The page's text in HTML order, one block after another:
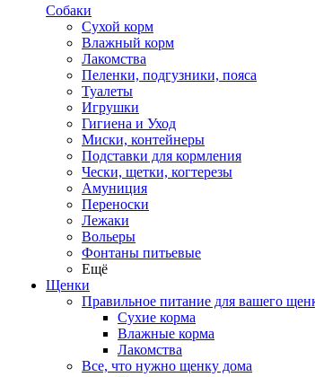
Собаки
Сухой корм
Влажный корм
Лакомства
Пеленки, подгузники, пояса
Туалеты
Игрушки
Гигиена и Уход
Миски, контейнеры
Подставки для кормления
Чески, щетки, когтерезы
Амуниция
Переноски
Лежаки
Вольеры
Фонтаны питьевые
Ещё
Щенки
Правильное питание для вашего
Сухие корма
Влажные корма
Лакомства
Все, что нужно щенку дома